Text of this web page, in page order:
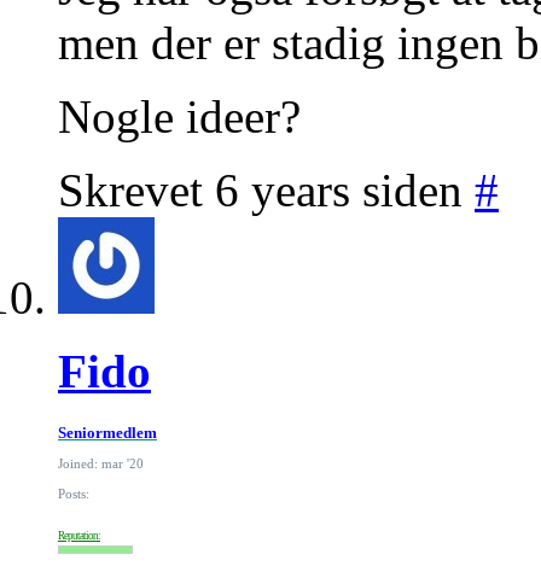
men der er stadig ingen
Nogle ideer?
Skrevet 6 years siden #
Fido
Seniormedlem
Joined: mar '20
Posts:
Reputation: